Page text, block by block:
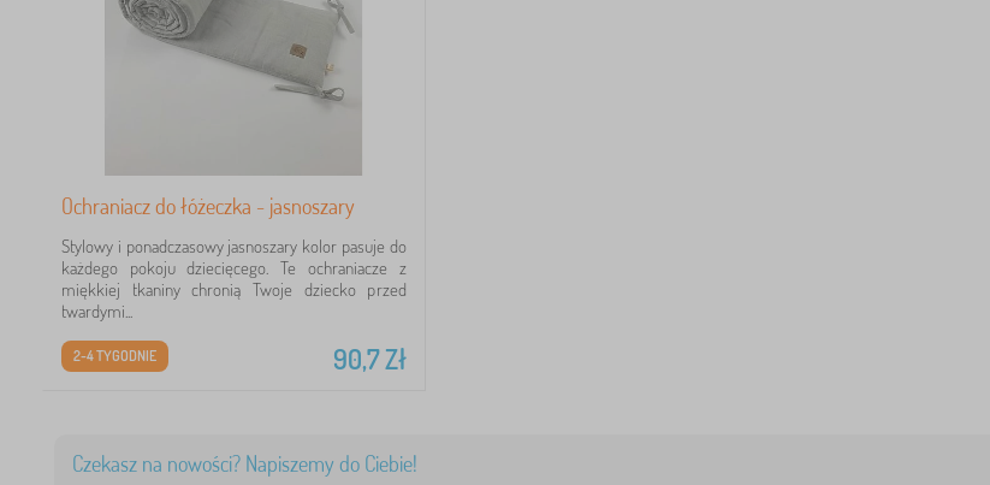
Ochraniacz do łóżeczka - jasnoszary
Stylowy i ponadczasowy jasnoszary kolor pasuje do
każdego pokoju dziecięcego. Te ochraniacze z
miękkiej tkaniny chronią Twoje dziecko przed
twardymi...
90,7Zł
2-4 TYGODNIE
Czekasz na nowości? Napiszemy do Ciebie!